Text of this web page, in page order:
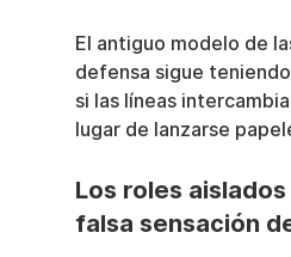
El antiguo modelo de
defensa sigue
si las líneas
lugar de lanzarse
Los roles
falsa sensación